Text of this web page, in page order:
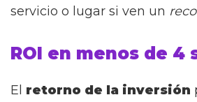
servicio o lugar si ven un
ROI en menos de 4
El retorno de la inversión